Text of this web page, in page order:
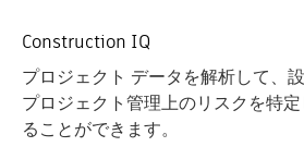
Construction IQ
プロジェクト データを解析して、
プロジェクト管理上のリスクを特
ることができます。